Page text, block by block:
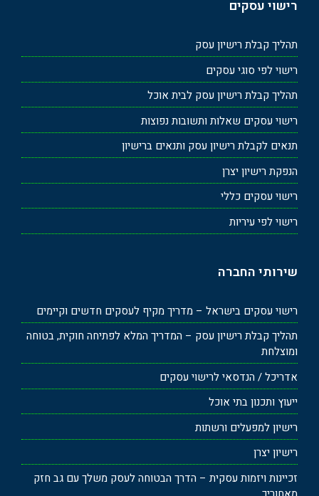
רישוי עסקים
תהליך קבלת רישיון עסק
רישוי לפי סוגי עסקים
תהליך קבלת רישיון עסק לבית אוכל
רישוי עסקים שאלות ותשובות נפוצות
תנאים לקבלת רישיון עסק ותנאים ברישיון
הנפקת רישיון יצרן
רישוי עסקים כללי
רישוי לפי עיריות
שירותי החברה
רישוי עסקים בישראל – מדריך מקיף לעסקים חדשים וקיימים
תהליך קבלת רישיון עסק – המדריך המלא לפתיחה חוקית, בטוחה
ומוצלחת
אדריכל / הנדסאי לרישוי עסקים
ייעוץ ותכנון בתי אוכל
רישיון למפעלים ורשתות
רישיון יצרן
זכיינות ויזמות עסקית – הדרך הבטוחה לעסק משלך עם גב חזק